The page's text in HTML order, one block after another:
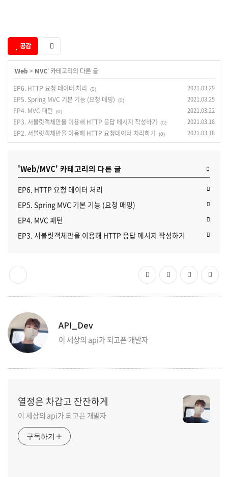
공감
'Web > MVC' 카테고리의 다른 글
EP6. HTTP 요청 데이터 처리
(0) 2021.03.29
EP5. Spring MVC 기본 기능 (요청 매핑) (0) 2021.03.25
EP4. MVC 패턴 (0) 2021.03.22
EP3. 서블릿객체만을 이용해 HTTP 응답 메시지 작성하기 (0) 2021.03.18
EP2. 서블릿객체만을 이용해 HTTP 요청데이터 처리하기 (0) 2021.03.18
'Web/MVC' 카테고리의 다른 글
EP6. HTTP 요청 데이터 처리
EP5. Spring MVC 기본 기능 (요청 매핑)
EP4. MVC 패턴
EP3. 서블릿객체만을 이용해 HTTP 응답 메시지 작성하기
API_Dev
이 세상의 api가 되고픈 개발자
열정은 차갑고 잔잔하게
이 세상의 api가 되고픈 개발자
구독하기